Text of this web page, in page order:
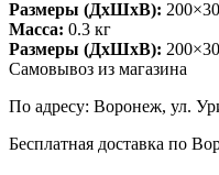
Размеры (ДхШхВ):
Масса: 0.3 кг
Размеры (ДхШхВ):
Самовывоз из магазина
По адресу: Воронеж, ул.
Бесплатная доставка по